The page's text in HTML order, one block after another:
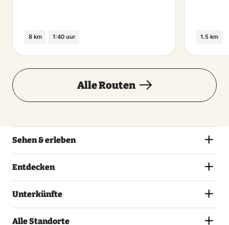
8 km 1:40 uur 1.5 km
Alle Routen
Sehen & erleben
Entdecken
Unterkünfte
Alle Standorte